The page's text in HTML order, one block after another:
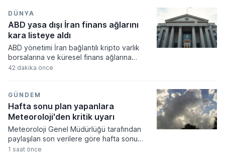
DÜNYA
ABD yasa dışı İran finans ağlarını
kara listeye aldı
ABD yönetimi İran bağlantılı kripto varlık
borsalarına ve küresel finans ağlarına
yönelik yeni yaptırımlar uygulama kararı
düzenlemeler kapsamında iki dijital varlık
platformu ve bir gölge bankacılık sistemi
yaptırım listesine dahil edildi.
42 dakika önce
GÜNDEM
Hafta sonu plan yapanlara
Meteoroloji'den kritik uyarı
Meteoroloji Genel Müdürlüğü tarafından
paylaşılan son verilere göre hafta sonu
boyunca yurdun büyük bölümünde az
1 saat önce